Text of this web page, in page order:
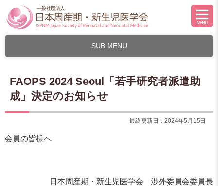
SUB MENU
FAOPS 2024 Seoul「若手研究者派遣助
成」決定のお知らせ
最終更新日：2024年5月15日
会員の皆様へ
日本周産期・新生児医学会 渉外委員会委員長